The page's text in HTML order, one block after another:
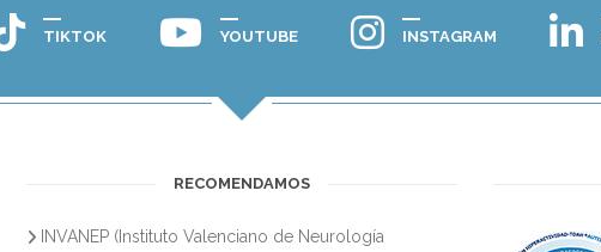
TIKTOK YOUTUBE INSTAGRAM
RECOMENDAMOS
INVANEP (Instituto Valenciano de Neurología